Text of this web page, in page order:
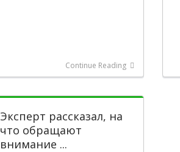
Continue Reading
Эксперт рассказал, на
что обращают
внимание ...